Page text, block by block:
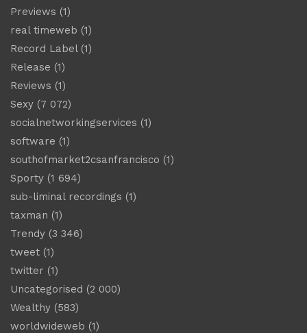
Previews (1)
real timeweb (1)
Record Label(1)
Release (1)
Reviews (1)
Sexy (7 072)
socialnetworkingservices (1)
software (1)
southofmarket2csanfrancisco (1)
Sporty (1 694)
sub-liminal recordings (1)
taxman (1)
Trendy (3 346)
tweet (1)
twitter (1)
Uncategorised (2 000)
Wealthy (583)
worldwideweb (1)